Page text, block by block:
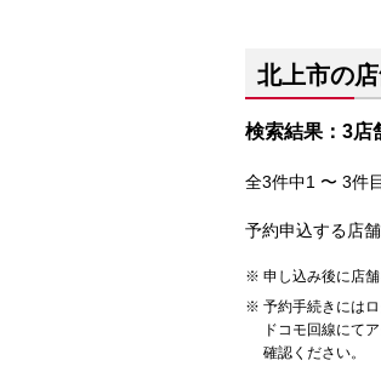
北上市の
検索結果：3店
全3件中1 〜 3件
予約申込する店
申し込み後に店
予約手続きにはロ
ドコモ回線にて
確認ください。